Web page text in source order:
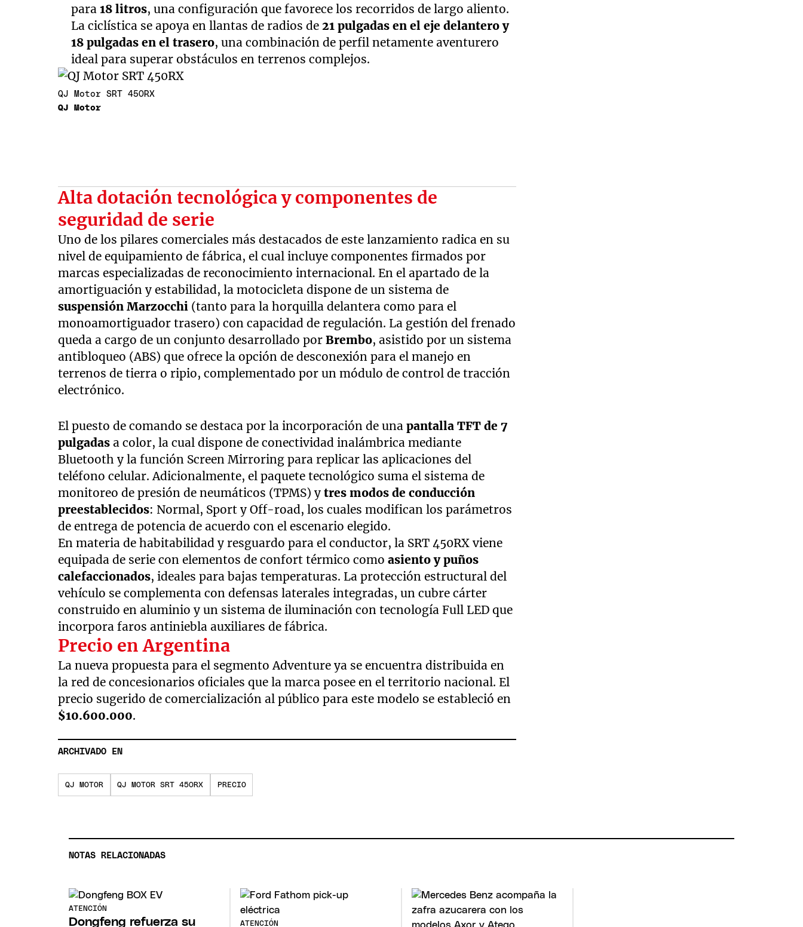
para 18 litros, una configuración que favorece los recorridos de largo aliento.
La ciclística se apoya en llantas de radios de 21 pulgadas en el eje delantero y
18 pulgadas en el trasero, una combinación de perfil netamente aventurero
ideal para superar obstáculos en terrenos complejos.
QJ Motor SRT 450RX
QJ Motor
Alta dotación tecnológica y componentes de
seguridad de serie
Uno de los pilares comerciales más destacados de este lanzamiento radica en su
nivel de equipamiento de fábrica, el cual incluye componentes firmados por
marcas especializadas de reconocimiento internacional. En el apartado de la
amortiguación y estabilidad, la motocicleta dispone de un sistema de
suspensión Marzocchi (tanto para la horquilla delantera como para el
monoamortiguador trasero) con capacidad de regulación. La gestión del frenado
queda a cargo de un conjunto desarrollado porBrembo, asistido por un sistema
antibloqueo (ABS) que ofrece la opción de desconexión para el manejo en
terrenos de tierra o ripio, complementado por un módulo de control de tracción
electrónico.
El puesto de comando se destaca por la incorporación de unapantalla TFT de 7
pulgadas a color, la cual dispone de conectividad inalámbrica mediante
Bluetooth y la función Screen Mirroring para replicar las aplicaciones del
teléfono celular. Adicionalmente, el paquete tecnológico suma el sistema de
monitoreo de presión de neumáticos (TPMS) ytres modos de conducción
preestablecidos: Normal, Sport y Off-road, los cuales modifican los parámetros
de entrega de potencia de acuerdo con el escenario elegido.
En materia de habitabilidad y resguardo para el conductor, la SRT 450RX viene
equipada de serie con elementos de confort térmico comoasiento y puños
calefaccionados, ideales para bajas temperaturas. La protección estructural del
vehículo se complementa con defensas laterales integradas, un cubre cárter
construido en aluminio y un sistema de iluminación con tecnología Full LED que
incorpora faros antiniebla auxiliares de fábrica.
Precio en Argentina
La nueva propuesta para el segmento Adventure ya se encuentra distribuida en
la red de concesionarios oficiales que la marca posee en el territorio nacional. El
precio sugerido de comercialización al público para este modelo se estableció en
$10.600.000.
ARCHIVADO EN
QJ MOTOR QJ MOTOR SRT 450RX PRECIO
NOTAS RELACIONADAS
ATENCIÓN
Dongfeng refuerza su ATENCIÓN